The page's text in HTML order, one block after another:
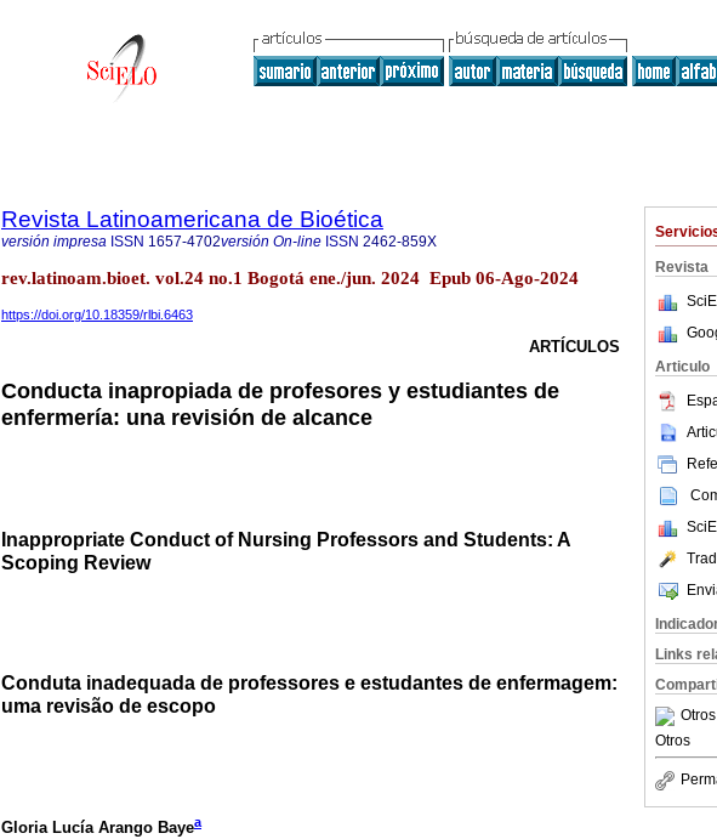
Revista
Articulo
Links
Otros
Otros
Revista Latinoamericana de Bioética
versión impresa ISSN 1657-4702versión On-line ISSN 2462-859X
rev.latinoam.bioet. vol.24 no.1 Bogotá ene./jun. 2024 Epub 06-Ago-2024
https://doi.org/10.18359/rlbi.6463
ARTÍCULOS
Conducta inapropiada de profesores y estudiantes de
enfermería: una revisión de alcance
Inappropriate Conduct of Nursing Professors and Students: A
Scoping Review
Conduta inadequada de professores e estudantes de enfermagem:
uma revisão de escopo
Gloria Lucía Arango Bayea